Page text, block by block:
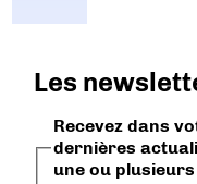
Les
Recevez dans
dernières
une ou